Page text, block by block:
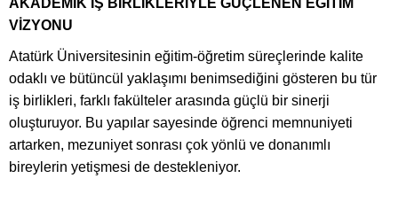
AKADEMİK İŞ BİRLİKLERİYLE GÜÇLENEN EĞİTİM
VİZYONU
Atatürk Üniversitesinin eğitim-öğretim süreçlerinde kalite
odaklı ve bütüncül yaklaşımı benimsediğini gösteren bu tür
iş birlikleri, farklı fakülteler arasında güçlü bir sinerji
oluşturuyor. Bu yapılar sayesinde öğrenci memnuniyeti
artarken, mezuniyet sonrası çok yönlü ve donanımlı
bireylerin yetişmesi de destekleniyor.